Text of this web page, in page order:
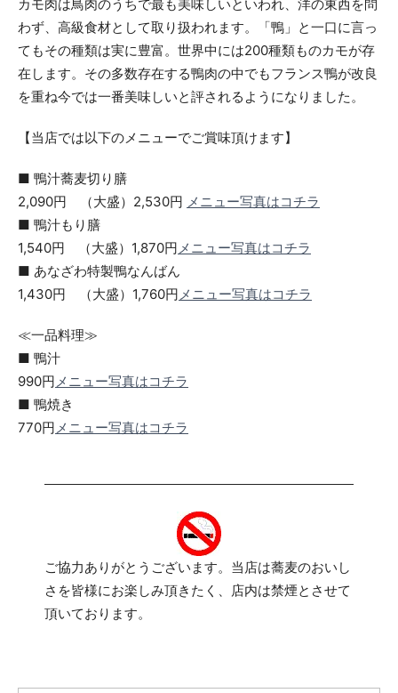
カモ肉は鳥肉のうちで最も美味しいといわれ、洋の東西を問
わず、高級食材として取り扱われます。「鴨」と一口に言っ
てもその種類は実に豊富。世界中には200種類ものカモが存
在します。その多数存在する鴨肉の中でもフランス鴨が改良
を重ね今では一番美味しいと評されるようになりました。
【当店では以下のメニューでご賞味頂けます】
■ 鴨汁蕎麦切り膳
2,090円 （大盛）2,530円 メニュー写真はコチラ
■ 鴨汁もり膳
1,540円 （大盛）1,870円メニュー写真はコチラ
■ あなざわ特製鴨なんばん
1,430円 （大盛）1,760円メニュー写真はコチラ
≪一品料理≫
■ 鴨汁
990円メニュー写真はコチラ
■ 鴨焼き
770円メニュー写真はコチラ
ご協力ありがとうございます。当店は蕎麦のおいし
さを皆様にお楽しみ頂きたく、店内は禁煙とさせて
頂いております。